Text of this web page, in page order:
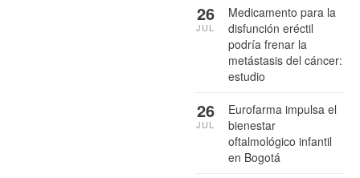
Medicamento para la
disfunción eréctil
podría frenar la
metástasis del cáncer:
estudio
26
JUL
Eurofarma impulsa el
bienestar
oftalmológico infantil
en Bogotá
26
JUL